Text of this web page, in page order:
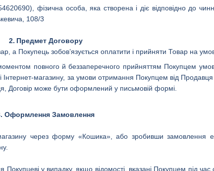
фізична особа, яка створена і діє відповідно до
108/3
2. Предмет Договору
а Покупець зобов’язується оплатити і прийняти Товар на
повного й беззаперечного прийняттям Покупцем
магазину, за умови отримання Покупцем від
Договір може бути оформлений у письмовій формі.
Оформлення Замовлення
через форму «Кошика», або зробивши замовлення
у випадку, якщо відомості, вказані Покупцем під